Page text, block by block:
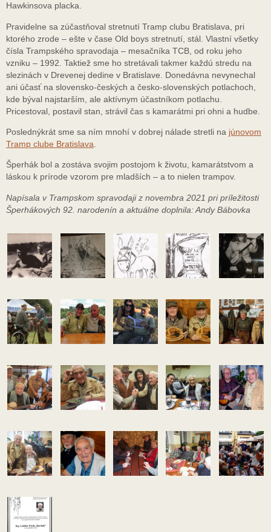
Hawkinsova placka.
Pravidelne sa zúčastňoval stretnutí Tramp clubu Bratislava, pri
ktorého zrode – ešte v čase Old boys stretnutí, stál. Vlastní všetky
čísla Trampského spravodaja – mesačníka TCB, od roku jeho
vzniku – 1992. Taktiež sme ho stretávali takmer každú stredu na
slezinách v Drevenej dedine v Bratislave. Donedávna nevynechal
ani účasť na slovensko-českých a česko-slovenských potlachoch,
kde býval najstarším, ale aktívnym účastníkom potlachu.
Pricestoval, postavil stan, strávil čas s kamarátmi pri ohni a hudbe.
Poslednýkrát sme sa ním mnohí v dobrej nálade stretli na júnovom
Tramp clube Bratislava
Šperhák bol a zostáva svojim postojom k životu, kamarátstvom a
láskou k prírode vzorom pre mladších – a to nielen trampov.
Napísala v Trampskom spravodaji z novembra 2021 pri príležitosti
Šperhákových 92. narodenín a aktuálne doplnila: Andy Bábovka